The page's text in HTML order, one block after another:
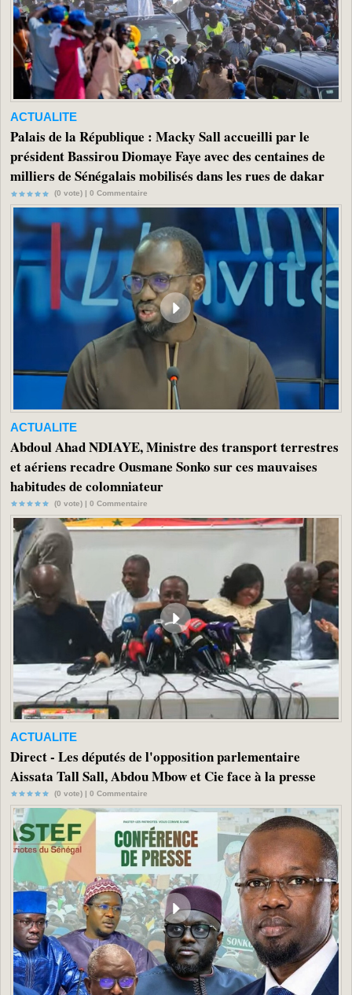
ACTUALITE
Palais de la République : Macky Sall accueilli par le
président Bassirou Diomaye Faye avec des centaines de
milliers de Sénégalais mobilisés dans les rues de dakar
(0 vote) | 0 Commentaire
ACTUALITE
Abdoul Ahad NDIAYE, Ministre des transport terrestres
et aériens recadre Ousmane Sonko sur ces mauvaises
habitudes de colomniateur
(0 vote) | 0 Commentaire
ACTUALITE
Direct - Les députés de l'opposition parlementaire
Aissata Tall Sall, Abdou Mbow et Cie face à la presse
(0 vote) | 0 Commentaire